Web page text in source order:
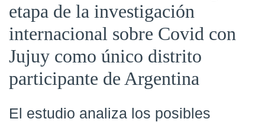
etapa de la investigación
internacional sobre Covid con
Jujuy como único distrito
participante de Argentina
El estudio analiza los posibles